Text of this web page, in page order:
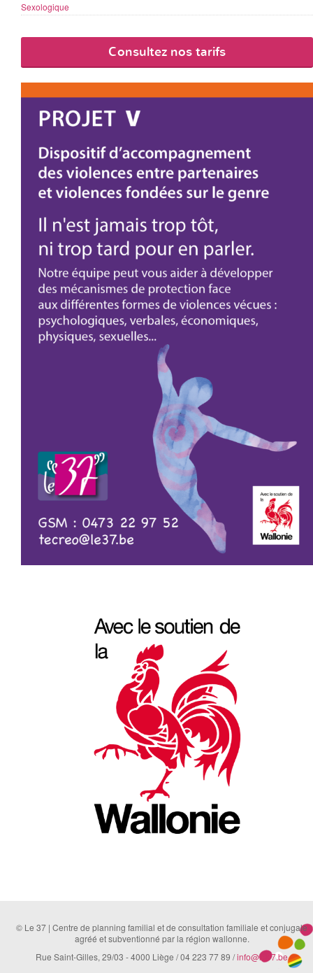
Sexologique
Consultez nos tarifs
© Le 37 | Centre de planning familial et de consultation familiale et conjugale
agréé et subventionné par la région wallonne.
Rue Saint-Gilles, 29/03 - 4000 Liège / 04 223 77 89 /info@le37.be